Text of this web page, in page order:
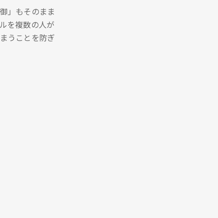
」もそのまま
を複数の人が
うことを防ぎ